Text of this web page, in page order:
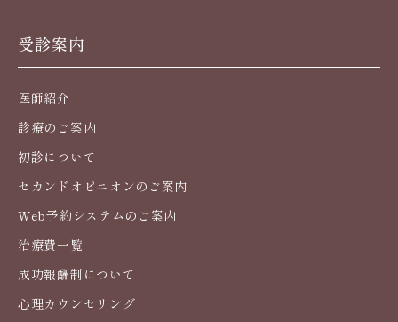
受診案内
医師紹介
診療のご案内
初診について
セカンドオピニオンのご案内
Web予約システムのご案内
治療費一覧
成功報酬制について
心理カウンセリング